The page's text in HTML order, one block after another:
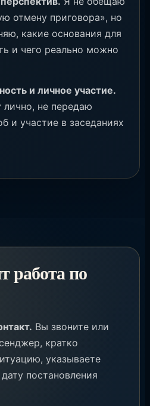
отмену приговора», но
какие основания для
и чего реально можно
и личное участие.
лично, не передаю
и участие в заседаниях
работа по
Вы звоните или
кратко
указываете
постановления